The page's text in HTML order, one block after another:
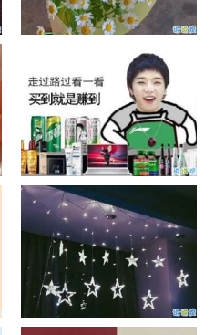
晒风景照的唯美说说配图 适合
发风景的朋友圈文案
抖音摆地摊文案 摆地摊的搞笑
说说带图片